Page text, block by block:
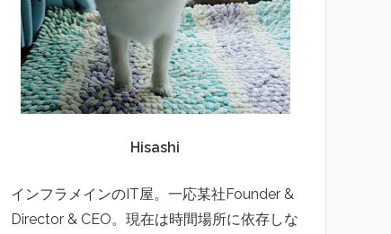
Hisashi
インフラメインのIT屋。一応某社Founder &
Director & CEO。現在は時間場所に依存しな